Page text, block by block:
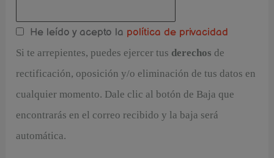
He leído y acepto la política de privacidad
Si te arrepientes, puedes ejercer tus derechos de
rectificación, oposición y/o eliminación de tus datos en
cualquier momento. Dale clic al botón de Baja que
encontrarás en el correo recibido y la baja será
automática.